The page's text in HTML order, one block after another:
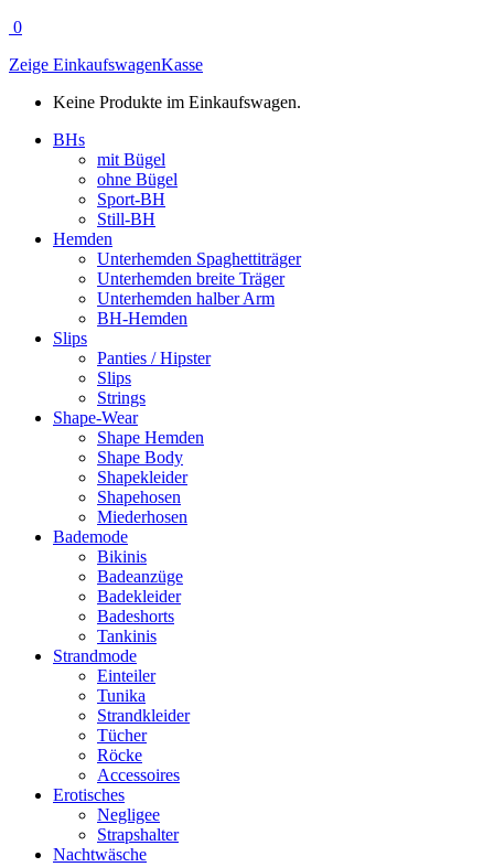
0
Zeige EinkaufswagenKasse
Keine Produkte im Einkaufswagen.
BHs
mit Bügel
ohne Bügel
Sport-BH
Still-BH
Hemden
Unterhemden Spaghettiträger
Unterhemden breite Träger
Unterhemden halber Arm
BH-Hemden
Slips
Panties / Hipster
Slips
Strings
Shape-Wear
Shape Hemden
Shape Body
Shapekleider
Shapehosen
Miederhosen
Bademode
Bikinis
Badeanzüge
Badekleider
Badeshorts
Tankinis
Strandmode
Einteiler
Tunika
Strandkleider
Tücher
Röcke
Accessoires
Erotisches
Negligee
Strapshalter
Nachtwäsche